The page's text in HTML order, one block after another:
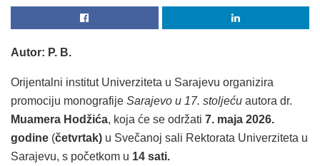
Autor: P. B.
Orijentalni institut Univerziteta u Sarajevu organizira
promociju monografije Sarajevo u 17. stoljeću autora dr.
Muamera Hodžića, koja će se održati 7. maja 2026.
godine (četvrtak) u Svečanoj sali Rektorata Univerziteta u
Sarajevu, s početkom u 14 sati.